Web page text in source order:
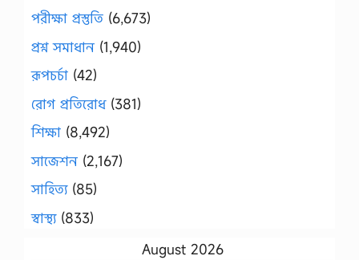
পরীক্ষা প্রস্তুতি (6,673)
প্রশ্ন সমাধান (1,940)
রূপচর্চা (42)
রোগ প্রতিরোধ(381)
শিক্ষা (8,492)
সাজেশন (2,167)
সাহিত্য(85)
স্বাস্থ্য(833)
August 2026